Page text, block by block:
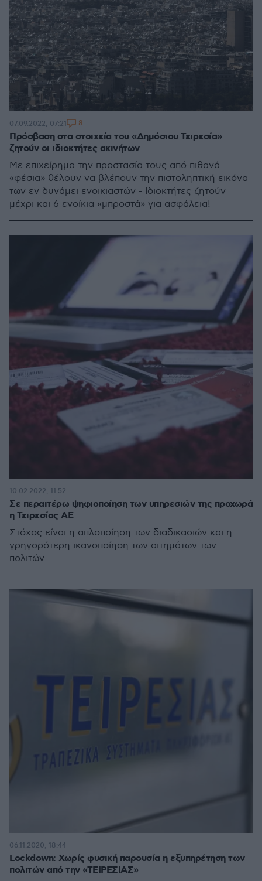
Πρόσβαση στα στοιχεία του «Δημόσιου Τειρεσία»
ζητούν οι ιδιοκτήτες ακινήτων
Με επιχείρημα την προστασία τους από πιθανά
«φέσια» θέλουν να βλέπουν την πιστοληπτική εικόνα
των εν δυνάμει ενοικιαστών - Ιδιοκτήτες ζητούν
μέχρι και 6 ενοίκια «μπροστά» για ασφάλεια!
07.09.2022, 07:21 8
Σε περαιτέρω ψηφιοποίηση των υπηρεσιών της προχωρά
η Τειρεσίας ΑΕ
Στόχος είναι η απλοποίηση των διαδικασιών και η
γρηγορότερη ικανοποίηση των αιτημάτων των
πολιτών
10.02.2022, 11:52
Lockdown: Χωρίς φυσική παρουσία η εξυπηρέτηση των
πολιτών από την «ΤΕΙΡΕΣΙΑΣ»
06.11.2020, 18:44